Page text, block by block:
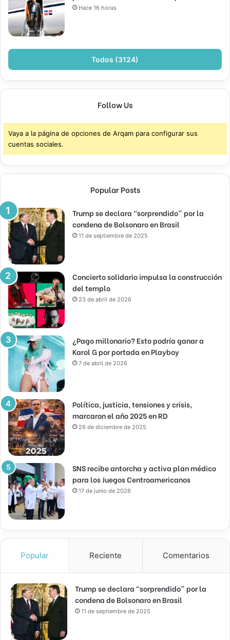
Hace 16 horas
Todos (3124)
Follow Us
Vaya a la página de opciones de Arqam para configurar sus
cuentas sociales.
Popular Posts
Trump se declara “sorprendido” por la
condena de Bolsonaro en Brasil
11 de septiembre de 2025
Concierto solidario impulsa la construcción
del templo
23 de abril de 2026
¿Pago millonario? Esto podría ganar a
Karol G por portada en Playboy
7 de abril de 2026
Política, justicia, tensiones y crisis,
marcaron el año 2025 en RD
26 de diciembre de 2025
SNS recibe antorcha y activa plan médico
para los Juegos Centroamericanos
17 de junio de 2026
Popular Reciente Comentarios
Trump se declara “sorprendido” por la
condena de Bolsonaro en Brasil
11 de septiembre de 2025